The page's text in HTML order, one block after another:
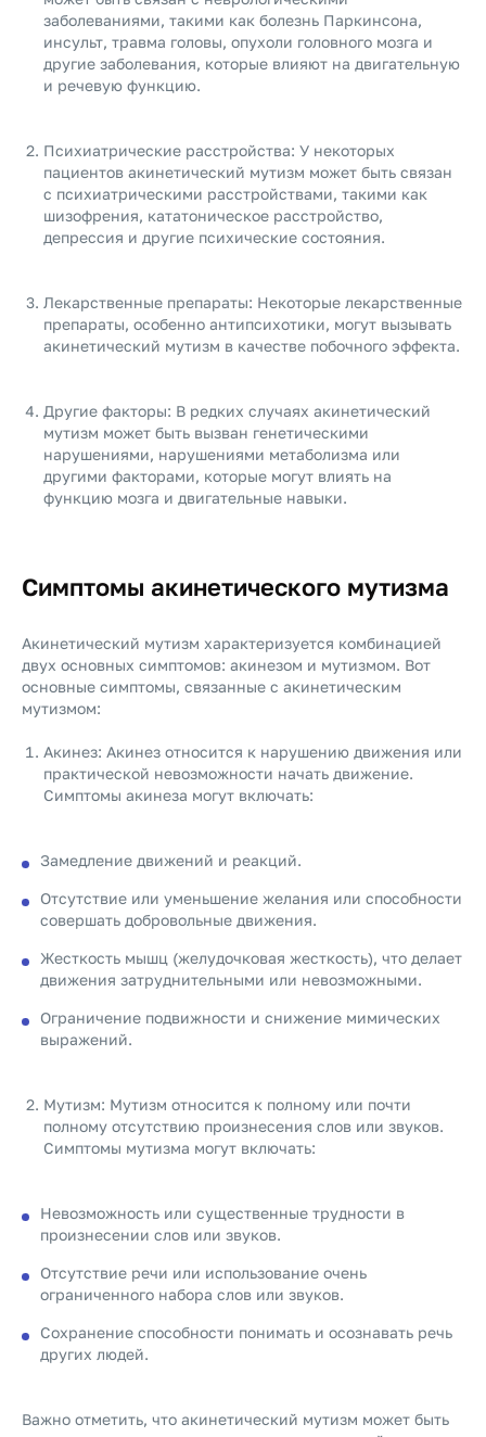
заболеваниями, такими как болезнь Паркинсона,
инсульт, травма головы, опухоли головного мозга и
другие заболевания, которые влияют на двигательную
и речевую функцию.
Психиатрические расстройства: У некоторых
пациентов акинетический мутизм может быть связан
с психиатрическими расстройствами, такими как
шизофрения, кататоническое расстройство,
депрессия и другие психические состояния.
Лекарственные препараты: Некоторые лекарственные
препараты, особенно антипсихотики, могут вызывать
акинетический мутизм в качестве побочного эффекта.
Другие факторы: В редких случаях акинетический
мутизм может быть вызван генетическими
нарушениями, нарушениями метаболизма или
другими факторами, которые могут влиять на
функцию мозга и двигательные навыки.
Симптомы акинетического мутизма
Акинетический мутизм характеризуется комбинацией
двух основных симптомов: акинезом и мутизмом. Вот
основные симптомы, связанные с акинетическим
мутизмом:
Акинез: Акинез относится к нарушению движения или
практической невозможности начать движение.
Симптомы акинеза могут включать:
Замедление движений и реакций.
Отсутствие или уменьшение желания или способности
совершать добровольные движения.
Жесткость мышц (желудочковая жесткость), что делает
движения затруднительными или невозможными.
Ограничение подвижности и снижение мимических
выражений.
Мутизм: Мутизм относится к полному или почти
полному отсутствию произнесения слов или звуков.
Симптомы мутизма могут включать:
Невозможность или существенные трудности в
произнесении слов или звуков.
Отсутствие речи или использование очень
ограниченного набора слов или звуков.
Сохранение способности понимать и осознавать речь
других людей.
Важно отметить, что акинетический мутизм может быть